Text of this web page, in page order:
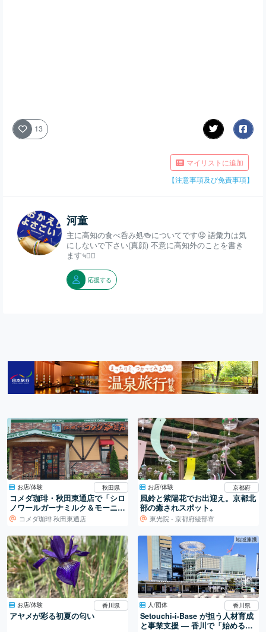
13
マイリストに追加
【注意事項及び免責事項】
河童
主に高知の食べ呑み処🍻についてです🤤 語彙力は気
にしないで下さい(真顔) 不意に高知外のことを書き
ます५✍🏻
応援する
お店/体験 秋田県
コメダ珈琲・秋田東通店で「シロ
ノワールガーナミルク＆モーニン
グ」コメダ珈琲 秋田東通店
お店/体験 京都府
風鈴と紫陽花でお出迎え。京都北
部の癒されスポット。
東光院 - 京都府綾部市
お店/体験 香川県
アヤメが彩る初夏の匂い
地域連携
人/団体 香川県
Setouchi-i-Base が担う人材育成
と事業支援 ― 香川で「始める」